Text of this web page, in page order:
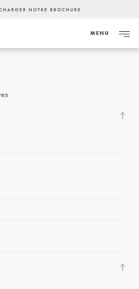
NOTRE BROCHURE
MENU